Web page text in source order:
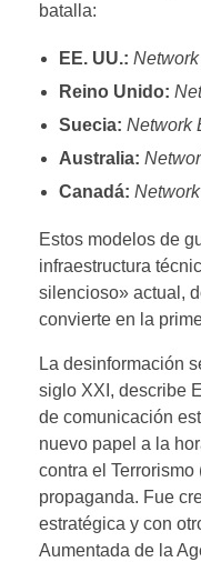
batalla:
EE. UU.:
Reino Unido:
Suecia: Network
Australia:
Canadá:
Estos modelos de
infraestructura
silencioso» actual,
convierte en la
La desinformación
siglo XXI, describe
de comunicación
nuevo papel a la
contra el
propaganda. Fue
estratégica y con
Aumentada de la